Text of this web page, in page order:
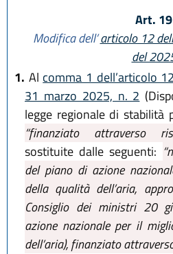
Art. 19
Modifica dell’articolo 12
del
1. Al comma 1 dell’articolo
31 marzo 2025, n. 2
legge regionale di stabilità
“finanziato attraverso
sostituite dalle seguenti:
del piano di azione
della qualità dell’aria,
Consiglio dei ministri 20
azione nazionale per il
dell’aria), finanziato